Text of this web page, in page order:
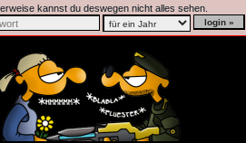
kannst du deswegen nicht alles sehen.